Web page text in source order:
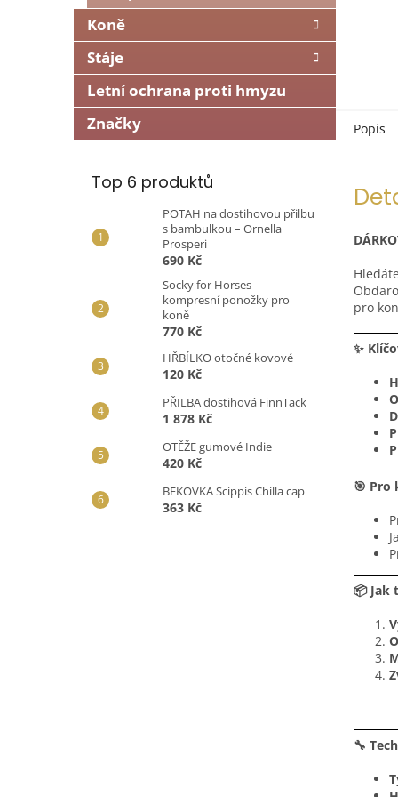
Koně
Stáje
Letní ochrana proti hmyzu
Značky
Top 6 produktů
POTAH na dostihovou přilbu
s bambulkou – Ornella
Prosperi
690 Kč
Socky for Horses –
kompresní ponožky pro
koně
770 Kč
HŘBÍLKO otočné kovové
120 Kč
PŘILBA dostihová FinnTack
1 878 Kč
OTĚŽE gumové Indie
420 Kč
BEKOVKA Scippis Chilla cap
363 Kč
Popis
pro
✨
🎯 Pro
📦 Jak
🔧